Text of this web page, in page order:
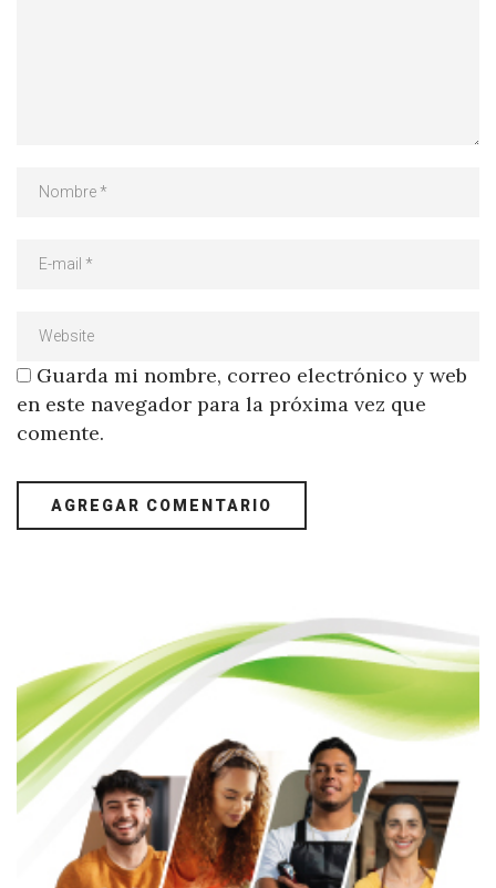
Guarda mi nombre, correo electrónico y web
en este navegador para la próxima vez que
comente.